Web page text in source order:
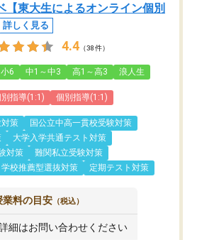
【東大生によるオンライン個別
詳しく見る
4.4 （38件）
6 中1～中3 高1～高3 浪人生
指導(1:1) 個別指導(1:1)
策
国公立中高一貫校受験対策
大学入学共通テスト対策
対策
難関私立受験対策
校推薦型選抜対策
定期テスト対策
業料の目安 （税込）
細はお問い合わせください